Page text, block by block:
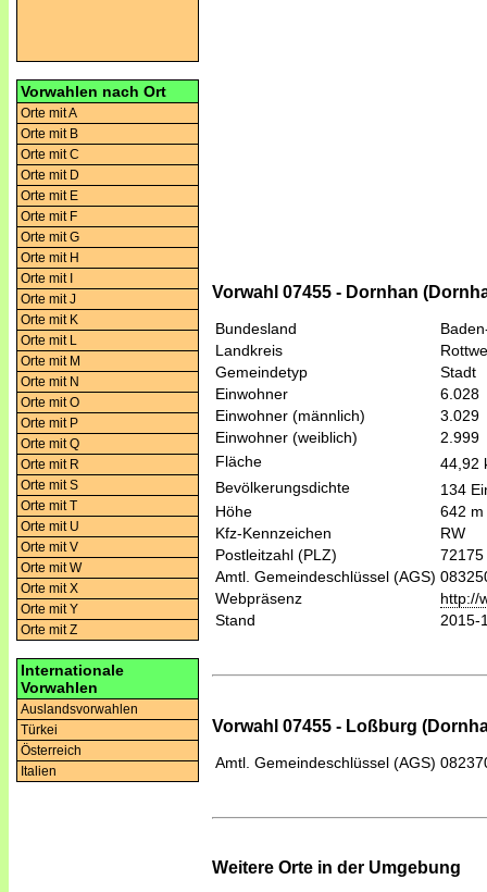
Vorwahlen nach Ort
Orte mit A
Orte mit B
Orte mit C
Orte mit D
Orte mit E
Orte mit F
Orte mit G
Orte mit H
Orte mit I
Orte mit J
Orte mit K
Orte mit L
Orte mit M
Orte mit N
Orte mit O
Orte mit P
Orte mit Q
Orte mit R
Orte mit S
Orte mit T
Orte mit U
Orte mit V
Orte mit W
Orte mit X
Orte mit Y
Orte mit Z
Internationale
Vorwahlen
Auslandsvorwahlen
Türkei
Österreich
Italien
Vorwahl 07455 - Dornhan
Bundesland
Landkreis
Gemeindetyp
Stadt
Einwohner
6.028
Einwohner (männlich)
3.029
Einwohner (weiblich)
2.999
Fläche
44,92
Bevölkerungsdichte
134
Höhe
642 m
Kfz-Kennzeichen
RW
Postleitzahl (PLZ)
72175
Amtl. Gemeindeschlüssel (AGS)
Webpräsenz
http://
Stand
2015-
Vorwahl 07455 - Loßburg
Amtl. Gemeindeschlüssel (AGS)
Weitere Orte in der Umgebung